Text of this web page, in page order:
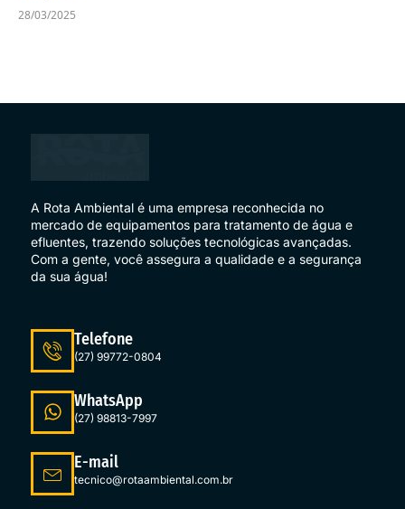
28/03/2025
A Rota Ambiental é uma empresa reconhecida no
mercado de equipamentos para tratamento de água e
efluentes, trazendo soluções tecnológicas avançadas.
Com a gente, você assegura a qualidade e a segurança
da sua água!
Telefone
(27) 99772-0804
WhatsApp
(27) 98813-7997
E-mail
tecnico@rotaambiental.com.br